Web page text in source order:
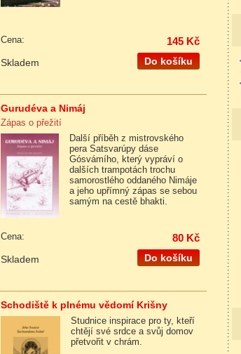
145 Kč
Cena:
Do košíku
Skladem
Gurudéva a Nimáj
Zápas o přežití
Další příběh z mistrovského
pera Satsvarúpy dáse
Gósvámího, který vypráví o
dalších trampotách trochu
samorostlého oddaného Nimáje
a jeho upřímný zápas se sebou
samým na cestě bhakti.
80 Kč
Cena:
Do košíku
Skladem
Schodiště k plnému vědomí Krišny
Studnice inspirace pro ty, kteří
chtějí své srdce a svůj domov
přetvořit v chrám.